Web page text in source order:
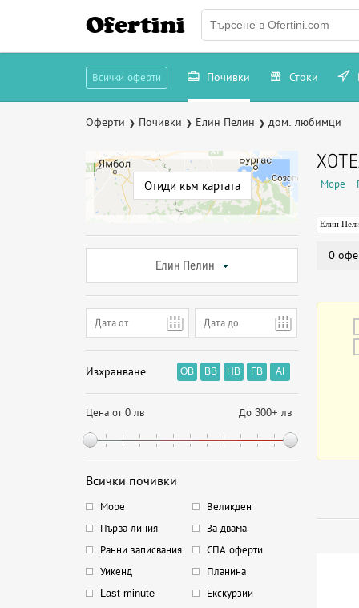
Ofertini
Всички оферти Почивки Стоки
Оферти ❯ Почивки ❯ Елин Пелин ❯ дом. любимци
Отиди към картата
Елин Пелин
Изхранване OB BB HB FB AI
Цена от 0 лв До 300+ лв
Всички почивки
Море
Великден
Първа линия
За двама
Ранни записвания
СПА оферти
Уикенд
Планина
Last minute
Екскурзии
Море
Елин
0